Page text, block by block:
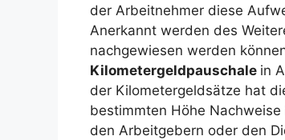
der Arbeitnehmer diese
Anerkannt werden des
nachgewiesen werden
Kilometergeldpauschale in
der Kilometergeldsätze hat
bestimmten Höhe
den Arbeitgebern oder den